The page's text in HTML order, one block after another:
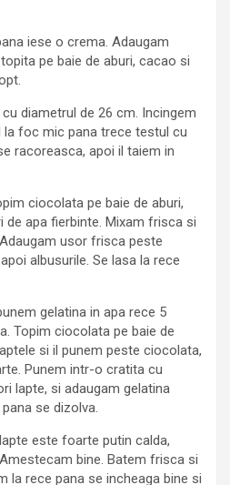
iese o crema. Adaugam
pe baie de aburi, cacao si
diametrul de 26 cm. Incingem
foc mic pana trece testul cu
racoreasca, apoi il taiem in
ciocolata pe baie de aburi,
de apa fierbinte. Mixam frisca si
usor frisca peste
albusurile. Se lasa la rece
gelatina in apa rece 5
Topim ciocolata pe baie de
si il punem peste ciocolata,
Punem intr-o cratita cu
lapte, si adaugam gelatina
se dizolva.
este foarte putin calda,
bine. Batem frisca si
la rece pana se incheaga bine si